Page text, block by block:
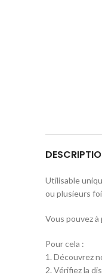
Utilisable
ou plusieurs
Vous pouvez
Pour cela :
1. Découvrez
2. Vérifiez la